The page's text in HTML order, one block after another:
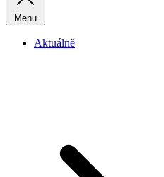
Menu
Aktuálně